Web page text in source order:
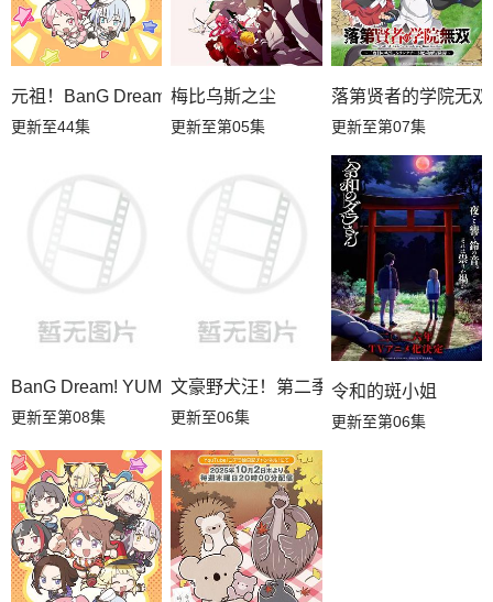
元祖！BanG Dream
更新至44集
梅比乌斯之尘
更新至第05集
落第贤者的学院无
更新至第07集
BanG Dream! YUME∞MITA
更新至第08集
文豪野犬汪！第二季
更新至06集
令和的斑小姐
更新至第06集